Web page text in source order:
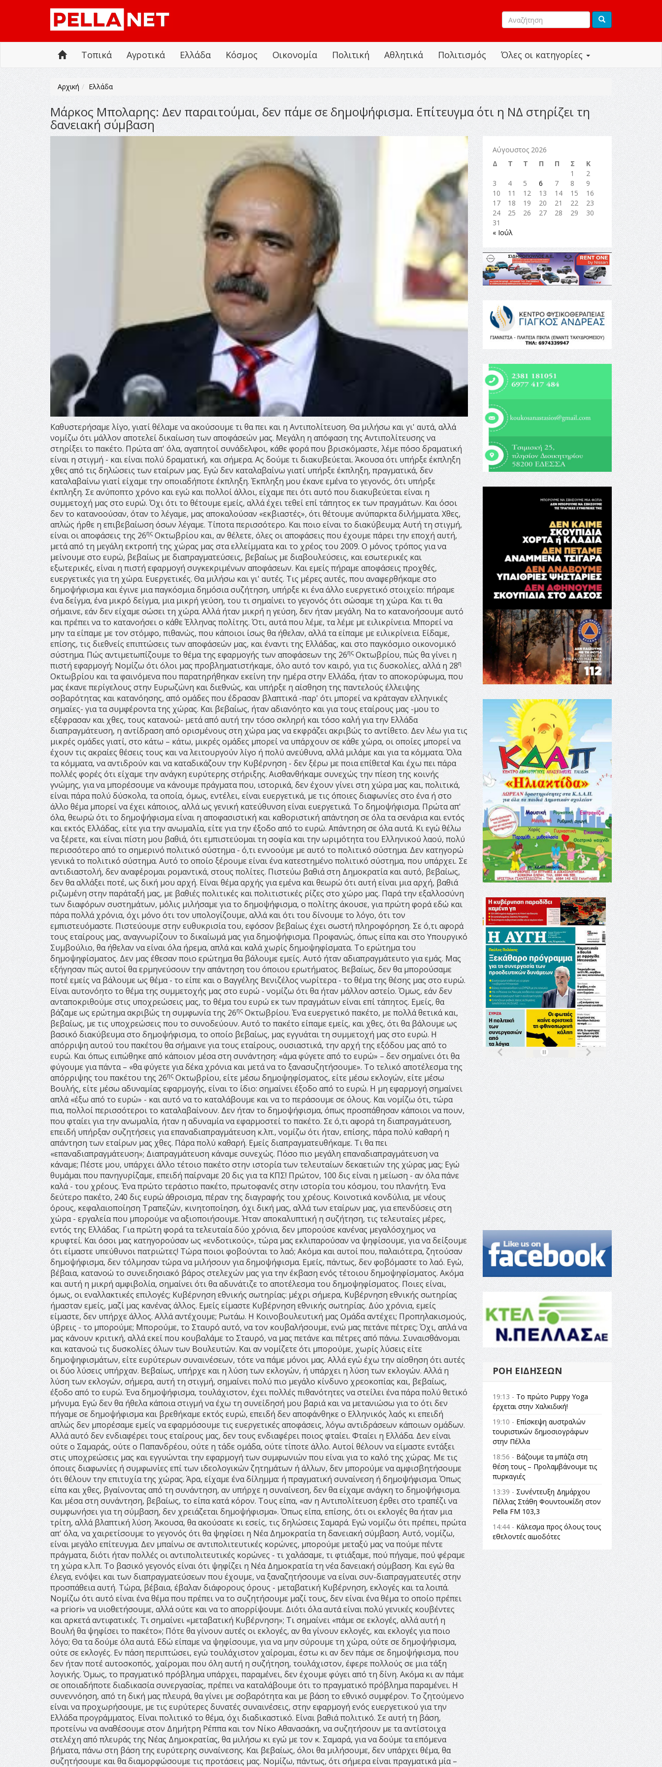
Όλες οι κατηγορίες
Τοπικά Αγροτικά Ελλάδα Κόσμος Οικονομία Πολιτική Αθλητικά Πολιτισμός
Αρχική Ελλάδα
Μάρκος Μπολαρης: Δεν παραιτούμαι, δεν πάμε σε δημοψήφισμα. Επίτευγμα ότι η ΝΔ στηρίζει τη
δανειακή σύμβαση
Καθυστερήσαμε λίγο, γιατί θέλαμε να ακούσουμε τι θα πει και η Αντιπολίτευση. Θα μιλήσω και γι' αυτά, αλλά
νομίζω ότι μάλλον αποτελεί δικαίωση των αποφάσεών μας. Μεγάλη η απόφαση της Αντιπολίτευσης να
στηρίξει το πακέτο. Πρώτα απ' όλα, αγαπητοί συνάδελφοι, κάθε φορά που βρισκόμαστε, λέμε πόσο δραματική
είναι η στιγμή - και είναι πολύ δραματική, και σήμερα. Ας δούμε τι διακυβεύεται. Άκουσα ότι υπήρξε έκπληξη
χθες από τις δηλώσεις των εταίρων μας. Εγώ δεν καταλαβαίνω γιατί υπήρξε έκπληξη, πραγματικά, δεν
καταλαβαίνω γιατί είχαμε την οποιαδήποτε έκπληξη. Έκπληξη μου έκανε εμένα το γεγονός, ότι υπήρξε
έκπληξη. Σε ανύποπτο χρόνο και εγώ και πολλοί άλλοι, είχαμε πει ότι αυτό που διακυβεύεται είναι η
συμμετοχή μας στο ευρώ. Όχι ότι το θέτουμε εμείς, αλλά έχει τεθεί επί τάπητος εκ των πραγμάτων. Και όσοι
δεν το κατανοούσαν, όταν το λέγαμε, μας αποκαλούσαν «εκβιαστές», ότι θέτουμε ανύπαρκτα διλήμματα. Χθες,
απλώς ήρθε η επιβεβαίωση όσων λέγαμε. Τίποτα περισσότερο. Και ποιο είναι το διακύβευμα; Αυτή τη στιγμή,
είναι οι αποφάσεις της 26ης Οκτωβρίου και, αν θέλετε, όλες οι αποφάσεις που έχουμε πάρει την εποχή αυτή,
μετά από τη μεγάλη εκτροπή της χώρας μας στα ελλείμματα και το χρέος του 2009. Ο μόνος τρόπος για να
μείνουμε στο ευρώ, βεβαίως με διαπραγματεύσεις, βεβαίως με διαβουλεύσεις, και εσωτερικές και
εξωτερικές, είναι η πιστή εφαρμογή συγκεκριμένων αποφάσεων. Και εμείς πήραμε αποφάσεις προχθές,
ευεργετικές για τη χώρα. Ευεργετικές. Θα μιλήσω και γι' αυτές. Τις μέρες αυτές, που αναφερθήκαμε στο
δημοψήφισμα και έγινε μια παγκόσμια δημόσια συζήτηση, υπήρξε κι ένα άλλο ευεργετικό στοιχείο: πήραμε
ένα δείγμα, ένα μικρό δείγμα, μια μικρή γεύση, του τι σημαίνει το γεγονός ότι σώσαμε τη χώρα. Και τι θα
σήμαινε, εάν δεν είχαμε σώσει τη χώρα. Αλλά ήταν μικρή η γεύση, δεν ήταν μεγάλη. Να το κατανοήσουμε αυτό
και πρέπει να το κατανοήσει ο κάθε Έλληνας πολίτης. Ότι, αυτά που λέμε, τα λέμε με ειλικρίνεια. Μπορεί να
μην τα είπαμε με τον στόμφο, πιθανώς, που κάποιοι ίσως θα ήθελαν, αλλά τα είπαμε με ειλικρίνεια. Είδαμε,
επίσης, τις διεθνείς επιπτώσεις των αποφάσεών μας, και έναντι της Ελλάδας, και στο παγκόσμιο οικονομικό
σύστημα. Πώς αντιμετωπίζουμε το θέμα της εφαρμογής των αποφάσεων της 26ηςΟκτωβρίου, πώς θα γίνει η
πιστή εφαρμογή; Νομίζω ότι όλοι μας προβληματιστήκαμε, όλο αυτό τον καιρό, για τις δυσκολίες, αλλά η 28η
Οκτωβρίου και τα φαινόμενα που παρατηρήθηκαν εκείνη την ημέρα στην Ελλάδα, ήταν το αποκορύφωμα, που
μας έκανε περίγελους στην Ευρωζώνη και διεθνώς, και υπήρξε η αίσθηση της παντελούς έλλειψης
σοβαρότητας και κατανόησης, από ομάδες που έδρασαν βλαπτικά -παρ' ότι μπορεί να κράταγαν ελληνικές
σημαίες- για τα συμφέροντα της χώρας. Και βεβαίως, ήταν αδιανόητο και για τους εταίρους μας -μου το
εξέφρασαν και χθες, τους κατανοώ- μετά από αυτή την τόσο σκληρή και τόσο καλή για την Ελλάδα
διαπραγμάτευση, η αντίδραση από ορισμένους στη χώρα μας να εκφράζει ακριβώς το αντίθετο. Δεν λέω για τις
μικρές ομάδες γιατί, στο κάτω – κάτω, μικρές ομάδες μπορεί να υπάρχουν σε κάθε χώρα, οι οποίες μπορεί να
έχουν τις ακραίες θέσεις τους και να λειτουργούν λίγο ή πολύ ανεύθυνα, αλλά μιλάμε και για τα κόμματα. Όλα
τα κόμματα, να αντιδρούν και να καταδικάζουν την Κυβέρνηση - δεν ξέρω με ποια επίθετα! Και έχω πει πάρα
πολλές φορές ότι είχαμε την ανάγκη ευρύτερης στήριξης. Αισθανθήκαμε συνεχώς την πίεση της κοινής
γνώμης, για να μπορέσουμε να κάνουμε πράγματα που, ιστορικά, δεν έχουν γίνει στη χώρα μας και, πολιτικά,
είναι πάρα πολύ δύσκολα, τα οποία, όμως, εντέλει, είναι ευεργετικά, με τις όποιες διαφωνίες στο ένα ή στο
άλλο θέμα μπορεί να έχει κάποιος, αλλά ως γενική κατεύθυνση είναι ευεργετικά. Το δημοψήφισμα. Πρώτα απ'
όλα, θεωρώ ότι το δημοψήφισμα είναι η αποφασιστική και καθοριστική απάντηση σε όλα τα σενάρια και εντός
και εκτός Ελλάδας, είτε για την ανωμαλία, είτε για την έξοδο από το ευρώ. Απάντηση σε όλα αυτά. Κι εγώ θέλω
να ξέρετε, και είναι πίστη μου βαθιά, ότι εμπιστεύομαι τη σοφία και την ωριμότητα του Ελληνικού λαού, πολύ
περισσότερο από το σημερινό πολιτικό σύστημα - ό,τι εννοούμε με αυτό το πολιτικό σύστημα. Δεν κατηγορώ
γενικά το πολιτικό σύστημα. Αυτό το οποίο ξέρουμε είναι ένα κατεστημένο πολιτικό σύστημα, που υπάρχει. Σε
αντιδιαστολή, δεν αναφέρομαι ρομαντικά, στους πολίτες. Πιστεύω βαθιά στη Δημοκρατία και αυτό, βεβαίως,
δεν θα αλλάξει ποτέ, ως δική μου αρχή. Είναι θέμα αρχής για εμένα και θεωρώ ότι αυτή είναι μια αρχή, βαθιά
ριζωμένη στην παράταξή μας, με βαθιές πολιτικές και πολιτιστικές ρίζες στο χώρο μας. Παρά την εξαλλοσύνη
των διαφόρων συστημάτων, μόλις μιλήσαμε για το δημοψήφισμα, ο πολίτης άκουσε, για πρώτη φορά εδώ και
πάρα πολλά χρόνια, όχι μόνο ότι τον υπολογίζουμε, αλλά και ότι του δίνουμε το λόγο, ότι τον
εμπιστευόμαστε. Πιστεύουμε στην ευθυκρισία του, εφόσον βεβαίως έχει σωστή πληροφόρηση. Σε ό,τι αφορά
τους εταίρους μας, αναγνωρίζουν το δικαίωμά μας για δημοψήφισμα. Προφανώς, όπως είπα και στο Υπουργικό
Συμβούλιο, θα ήθελαν να είναι όλα ήρεμα, απλά και καλά χωρίς δημοψηφίσματα. Το ερώτημα του
δημοψηφίσματος. Δεν μας έθεσαν ποιο ερώτημα θα βάλουμε εμείς. Αυτό ήταν αδιαπραγμάτευτο για εμάς. Μας
εξήγησαν πώς αυτοί θα ερμηνεύσουν την απάντηση του όποιου ερωτήματος. Βεβαίως, δεν θα μπορούσαμε
ποτέ εμείς να βάλουμε ως θέμα - το είπε και ο Βαγγέλης Βενιζέλος νωρίτερα - το θέμα της θέσης μας στο ευρώ.
Είναι αυτονόητο το θέμα της συμμετοχής μας στο ευρώ - νομίζω ότι θα ήταν μάλλον αστείο. Όμως, εάν δεν
ανταποκριθούμε στις υποχρεώσεις μας, το θέμα του ευρώ εκ των πραγμάτων είναι επί τάπητος. Εμείς, θα
βάζαμε ως ερώτημα ακριβώς τη συμφωνία της 26ης Οκτωβρίου. Ένα ευεργετικό πακέτο, με πολλά θετικά και,
βεβαίως, με τις υποχρεώσεις που το συνοδεύουν. Αυτό το πακέτο είπαμε εμείς, και χθες, ότι θα βάλουμε ως
βασικό διακύβευμα στο δημοψήφισμα, το οποίο βεβαίως, μας εγγυάται τη συμμετοχή μας στο ευρώ. Η
απόρριψη αυτού του πακέτου θα σήμαινε για τους εταίρους, ουσιαστικά, την αρχή της εξόδου μας από το
ευρώ. Και όπως ειπώθηκε από κάποιον μέσα στη συνάντηση: «άμα φύγετε από το ευρώ» – δεν σημαίνει ότι θα
φύγουμε για πάντα – «θα φύγετε για δέκα χρόνια και μετά να το ξανασυζητήσουμε». Το τελικό αποτέλεσμα της
απόρριψης του πακέτου της 26ηςΟκτωβρίου, είτε μέσω δημοψηφίσματος, είτε μέσω εκλογών, είτε μέσω
Βουλής, είτε μέσω αδυναμίας εφαρμογής, είναι το ίδιο: σημαίνει έξοδο από το ευρώ. Η μη εφαρμογή σημαίνει
απλά «έξω από το ευρώ» - και αυτό να το καταλάβουμε και να το περάσουμε σε όλους. Και νομίζω ότι, τώρα
πια, πολλοί περισσότεροι το καταλαβαίνουν. Δεν ήταν το δημοψήφισμα, όπως προσπάθησαν κάποιοι να πουν,
που φταίει για την ανωμαλία, ήταν η αδυναμία να εφαρμοστεί το πακέτο. Σε ό,τι αφορά τη διαπραγμάτευση,
επειδή υπήρξαν συζητήσεις για επαναδιαπραγμάτευση κ.λπ., νομίζω ότι ήταν, επίσης, πάρα πολύ καθαρή η
απάντηση των εταίρων μας χθες. Πάρα πολύ καθαρή. Εμείς διαπραγματευθήκαμε. Τι θα πει
«επαναδιαπραγμάτευση»; Διαπραγμάτευση κάναμε συνεχώς. Πόσο πιο μεγάλη επαναδιαπραγμάτευση να
κάναμε; Πέστε μου, υπάρχει άλλο τέτοιο πακέτο στην ιστορία των τελευταίων δεκαετιών της χώρας μας; Εγώ
θυμάμαι που πανηγυρίζαμε, επειδή παίρναμε 20 δις για τα ΚΠΣ! Πρώτον, 100 δις είναι η μείωση - αν όλα πάνε
καλά - του χρέους. Ένα πρώτο τεράστιο πακέτο, πρωτοφανές στην ιστορία του κόσμου, του πλανήτη. Ένα
δεύτερο πακέτο, 240 δις ευρώ άθροισμα, πέραν της διαγραφής του χρέους. Κοινοτικά κονδύλια, με νέους
όρους, κεφαλαιοποίηση Τραπεζών, κινητοποίηση, όχι δική μας, αλλά των εταίρων μας, για επενδύσεις στη
χώρα - εργαλεία που μπορούμε να αξιοποιήσουμε. Ήταν αποκαλυπτική η συζήτηση, τις τελευταίες μέρες,
εντός της Ελλάδας. Για πρώτη φορά τα τελευταία δύο χρόνια, δεν μπορούσε κανένας μεγαλόσχημος να
κρυφτεί. Και όσοι μας κατηγορούσαν ως «ενδοτικούς», τώρα μας εκλιπαρούσαν να ψηφίσουμε, για να δείξουμε
ότι είμαστε υπεύθυνοι πατριώτες! Τώρα ποιοι φοβούνται το λαό; Ακόμα και αυτοί που, παλαιότερα, ζητούσαν
δημοψήφισμα, δεν τόλμησαν τώρα να μιλήσουν για δημοψήφισμα. Εμείς, πάντως, δεν φοβόμαστε το λαό. Εγώ,
βέβαια, κατανοώ το συνειδησιακό βάρος στελεχών μας για την έκβαση ενός τέτοιου δημοψηφίσματος. Ακόμα
και αυτή η μικρή αμφιβολία, σημαίνει ότι θα αδυνάτιζε το αποτέλεσμα του δημοψηφίσματος. Ποιες είναι,
όμως, οι εναλλακτικές επιλογές; Κυβέρνηση εθνικής σωτηρίας: μέχρι σήμερα, Κυβέρνηση εθνικής σωτηρίας
ήμασταν εμείς, μαζί μας κανένας άλλος. Εμείς είμαστε Κυβέρνηση εθνικής σωτηρίας. Δύο χρόνια, εμείς
είμαστε, δεν υπήρχε άλλος. Αλλά αντέχουμε; Ρωτάω. Η Κοινοβουλευτική μας Ομάδα αντέχει; Προπηλακισμούς,
ύβρεις - το μπορούμε; Μπορούμε, το Σταυρό αυτό, να τον κουβαλήσουμε, ενώ μας πετάνε πέτρες; Όχι, απλά να
μας κάνουν κριτική, αλλά εκεί που κουβαλάμε το Σταυρό, να μας πετάνε και πέτρες από πάνω. Συναισθάνομαι
και κατανοώ τις δυσκολίες όλων των Βουλευτών. Και αν νομίζετε ότι μπορούμε, χωρίς λύσεις είτε
δημοψηφισμάτων, είτε ευρύτερων συναινέσεων, τότε να πάμε μόνοι μας. Αλλά εγώ έχω την αίσθηση ότι αυτές
οι δύο λύσεις υπήρχαν. Βεβαίως, υπήρχε και η λύση των εκλογών, ή υπάρχει η λύση των εκλογών. Αλλά η
λύση των εκλογών, σήμερα, αυτή τη στιγμή, σημαίνει πολύ πιο μεγάλο κίνδυνο χρεοκοπίας και, βεβαίως,
έξοδο από το ευρώ. Ένα δημοψήφισμα, τουλάχιστον, έχει πολλές πιθανότητες να στείλει ένα πάρα πολύ θετικό
μήνυμα. Εγώ δεν θα ήθελα κάποια στιγμή να έχω τη συνείδησή μου βαριά και να μετανιώσω για το ότι δεν
πήγαμε σε δημοψήφισμα και βρεθήκαμε εκτός ευρώ, επειδή δεν αποφάνθηκε ο Ελληνικός λαός κι επειδή
απλώς δεν μπορέσαμε εμείς να εφαρμόσουμε τις ευεργετικές αποφάσεις, λόγω αντιδράσεων κάποιων ομάδων.
Αλλά αυτό δεν ενδιαφέρει τους εταίρους μας, δεν τους ενδιαφέρει ποιος φταίει. Φταίει η Ελλάδα. Δεν είναι
ούτε ο Σαμαράς, ούτε ο Παπανδρέου, ούτε η τάδε ομάδα, ούτε τίποτε άλλο. Αυτοί θέλουν να είμαστε εντάξει
στις υποχρεώσεις μας και εγγυώνται την εφαρμογή των συμφωνιών που είναι για το καλό της χώρας. Με τις
όποιες διαφωνίες ή συμφωνίες επί των ιδεολογικών ζητημάτων ή άλλων, δεν μπορούμε να αμφισβητήσουμε
ότι θέλουν την επιτυχία της χώρας. Άρα, είχαμε ένα δίλημμα: ή πραγματική συναίνεση ή δημοψήφισμα. Όπως
είπα και χθες, βγαίνοντας από τη συνάντηση, αν υπήρχε η συναίνεση, δεν θα είχαμε ανάγκη το δημοψήφισμα.
Και μέσα στη συνάντηση, βεβαίως, το είπα κατά κόρον. Τους είπα, «αν η Αντιπολίτευση έρθει στο τραπέζι να
συμφωνήσει για τη σύμβαση, δεν χρειάζεται δημοψήφισμα». Όπως είπα, επίσης, ότι οι εκλογές θα ήταν μια
τρίτη, αλλά βλαπτική λύση. Άκουσα, θα ακούσατε κι εσείς, τις δηλώσεις Σαμαρά. Εγώ νομίζω ότι πρέπει, πρώτα
απ' όλα, να χαιρετίσουμε το γεγονός ότι θα ψηφίσει η Νέα Δημοκρατία τη δανειακή σύμβαση. Αυτό, νομίζω,
είναι μεγάλο επίτευγμα. Δεν μπαίνω σε αντιπολιτευτικές κορώνες, μπορούμε μεταξύ μας να πούμε πέντε
πράγματα, διότι ήταν πολλές οι αντιπολιτευτικές κορώνες - τι χαλάσαμε, τι φτιάξαμε, πού πήγαμε, πού φέραμε
τη χώρα κ.λ.π. Το βασικό γεγονός είναι ότι ψηφίζει η Νέα Δημοκρατία τη νέα δανειακή σύμβαση. Και εγώ θα
έλεγα, ενόψει και των διαπραγματεύσεων που έχουμε, να ξαναζητήσουμε να είναι συν-διαπραγματευτές στην
προσπάθεια αυτή. Τώρα, βέβαια, έβαλαν διάφορους όρους - μεταβατική Κυβέρνηση, εκλογές και τα λοιπά.
Νομίζω ότι αυτό είναι ένα θέμα που πρέπει να το συζητήσουμε μαζί τους, δεν είναι ένα θέμα το οποίο πρέπει
«a priori» να υιοθετήσουμε, αλλά ούτε και να το απορρίψουμε. Διότι όλα αυτά είναι πολύ γενικές κουβέντες
και αρκετά αντιφατικές. Τι σημαίνει «μεταβατική Κυβέρνηση»; Τι σημαίνει «πάμε σε εκλογές, αλλά αυτή η
Βουλή θα ψηφίσει το πακέτο»; Πότε θα γίνουν αυτές οι εκλογές, αν θα γίνουν εκλογές, και εκλογές για ποιο
λόγο; Θα τα δούμε όλα αυτά. Εδώ είπαμε να ψηφίσουμε, για να μην σύρουμε τη χώρα, ούτε σε δημοψήφισμα,
ούτε σε εκλογές. Εν πάση περιπτώσει, εγώ τουλάχιστον χαίρομαι, έστω κι αν δεν πάμε σε δημοψήφισμα, που
δεν ήταν ποτέ αυτοσκοπός, χαίρομαι που όλη αυτή η συζήτηση, τουλάχιστον, έφερε πολλούς σε μια τάξη
λογικής. Όμως, το πραγματικό πρόβλημα υπάρχει, παραμένει, δεν έχουμε φύγει από τη δίνη. Ακόμα κι αν πάμε
σε οποιαδήποτε διαδικασία συνεργασίας, πρέπει να καταλάβουμε ότι το πραγματικό πρόβλημα παραμένει. Η
συνεννόηση, από τη δική μας πλευρά, θα γίνει με σοβαρότητα και με βάση το εθνικό συμφέρον. Το ζητούμενο
είναι να προχωρήσουμε, με τις ευρύτερες δυνατές συναινέσεις, στην εφαρμογή ενός ευεργετικού για την
Ελλάδα προγράμματος. Είναι πολιτικό το θέμα, όχι διαδικαστικό. Είναι βαθιά πολιτικό. Σε αυτή τη βάση,
προτείνω να αναθέσουμε στον Δημήτρη Ρέππα και τον Νίκο Αθανασάκη, να συζητήσουν με τα αντίστοιχα
στελέχη από πλευράς της Νέας Δημοκρατίας, θα μιλήσω κι εγώ με τον κ. Σαμαρά, για να δούμε τα επόμενα
βήματα, πάνω στη βάση της ευρύτερης συναίνεσης. Και βεβαίως, όλοι θα μιλήσουμε, δεν υπάρχει θέμα, θα
συζητήσουμε και θα διαμορφώσουμε τις προτάσεις μας. Νομίζω, πάντως, ότι σήμερα είναι πραγματικά μία –
Αύγουστος 2026
Δ
Τ Τ Π Π Σ
Κ
1
2
3
4 5 6 7 8
9
10
11 12 13 14 15
16
17
18 19 20 21 22
23
24
25 26 27 28 29
30
31
« Ιούλ
ΡΟΉ ΕΙΔΉΣΕΩΝ
19:13 - Το πρώτο Puppy Yoga
έρχεται στην Χαλκιδική!
19:10 - Επίσκεψη αυστραλών
τουριστικών δημοσιογράφων
στην Πέλλα
18:56 - Βάζουμε τα μπάζα στη
θέση τους – Προλαμβάνουμε τις
πυρκαγιές
13:39 - Συνέντευξη Δημάρχου
Πέλλας Στάθη Φουντουκίδη στον
Pella FM 103,3
14:44 - Κάλεσμα προς όλους τους
εθελοντές αιμοδότες
14:23 -Όλη η Ελλάδα ένας
πολιτισμός Μουσική
εγκατάσταση Πόλεμος και
«Ειρήνη;» 5, 6 Αυγούστου 2026 |
Αρχαία Έδεσσα, Αρχαιολογικός
Χώρος Λόγγου
14:19 - Τοποθέτηση Λάκη
Βασιλειάδη για την Αναθεώρηση
του Συντάγματος: «Σε τέτοιες
κορυφαίες θεσμικές διαδικασίες
υπάρχει μόνο η ευθύνη απέναντι
στις επόμενες γενιές»
16:35 - Το πρόγραμμα του ΠΑΟΚ
στον δεύτερο γύρο του
Champions League!
16:27 -
Όλυμπος: Εντάχθηκε στον
Κατάλογο Παγκόσμιας
Κληρονομιάς της UNESCO –
Ομόφωνη η απόφαση Ο
Όλυμπος αναγνωρίστηκε ως